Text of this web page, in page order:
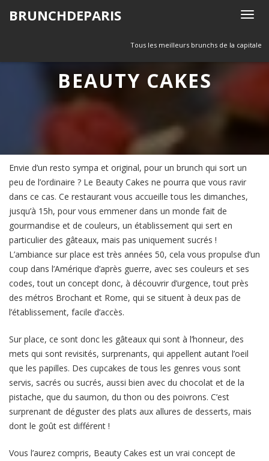
T
g
a
BRUNCHDEPARIS
Tous les meilleurs brunchs de la capitale
BEAUTY CAKES
Envie d’un resto sympa et original, pour un brunch qui sort un
peu de l’ordinaire ? Le Beauty Cakes ne pourra que vous ravir
dans ce cas. Ce restaurant vous accueille tous les dimanches,
jusqu’à 15h, pour vous emmener dans un monde fait de
gourmandise et de couleurs, un établissement qui sert en
particulier des gâteaux, mais pas uniquement sucrés !
L’ambiance sur place est très années 50, cela vous propulse d’un
coup dans l’Amérique d’après guerre, avec ses couleurs et ses
codes, tout un concept donc, à découvrir d’urgence, tout près
des métros Brochant et Rome, qui se situent à deux pas de
l’établissement, facile d’accès.
Sur place, ce sont donc les gâteaux qui sont à l’honneur, des
mets qui sont revisités, surprenants, qui appellent autant l’oeil
que les papilles. Des cupcakes de tous les genres vous sont
servis, sacrés ou sucrés, aussi bien avec du chocolat et de la
pistache, que du saumon, du thon ou des poivrons. C’est
surprenant de déguster des plats aux allures de desserts, mais
dont le goût est différent !
Vous l’aurez compris, Beauty Cakes est un vrai concept de